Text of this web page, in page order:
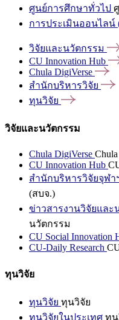
ศูนย์การศึกษาทั่วไป
การประเมินออนไลน์
วิจัยและนวัตกรรม
CU Innovation Hub
Chula DigiVerse
สำนักบริหารวิจัย
ทุนวิจัย
วิจัยและนวัตกรรม
Chula DigiVerse
CU Innovation Hub
สำนักบริหารวิจัยจุฬา
(สบจ.)
ข่าวสารงานวิจัยและ
นวัตกรรม
CU Social Innovation
CU-Daily Research
ทุนวิจัย
ทุนวิจัย ทุนวิจัย
ทุนวิจัยในประเทศ ทุน